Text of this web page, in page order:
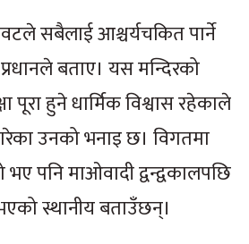
सबैलाई आश्चर्यचकित पार्ने
बताए। यस मन्दिरको
पूरा हुने धार्मिक विश्वास रहेकाले
उनको भनाइ छ। विगतमा
पनि माओवादी द्वन्द्वकालपछि
स्थानीय बताउँछन्।